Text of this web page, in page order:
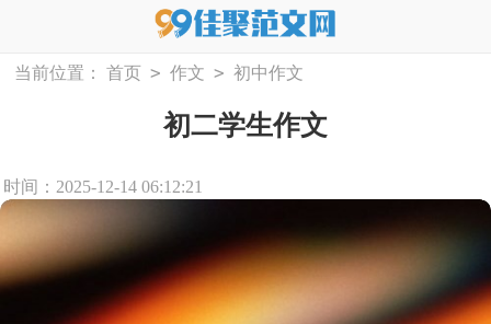
当前位置： 首页 > 作文 > 初中作文
初二学生作文
时间：2025-12-14 06:12:21